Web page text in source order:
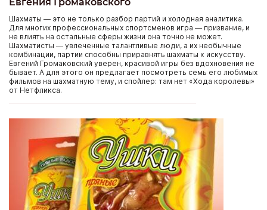
Шахматы — это не только разбор партий и холодная аналитика.
Для многих профессиональных спортсменов игра — призвание, и
не влиять на остальные сферы жизни она точно не может.
Шахматисты — увлеченные талантливые люди, а их необычные
комбинации, партии способны приравнять шахматы к искусству.
Евгений Громаковский уверен, красивой игры без вдохновения не
бывает. А для этого он предлагает посмотреть семь его любимых
фильмов на шахматную тему, и спойлер: там нет «Хода королевы»
от Нетфликса.